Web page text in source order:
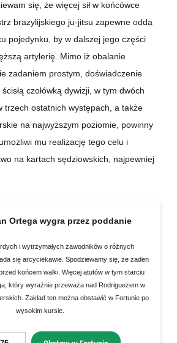
się, że więcej sił w końcówce
brazylijskiego ju-jitsu zapewne odda
pojedynku, by w dalszej jego części
artylerię. Mimo iż obalanie
zadaniem prostym, doświadczenie
czołówką dywizji, w tym dwóch
trzech ostatnich występach, a także
na najwyższym poziomie, powinny
mu realizację tego celu i
na kartach sędziowskich, najpewniej
Ortega wygra przez poddanie
i wytrzymałych zawodników o różnych
się arcyciekawie. Spodziewamy się, że żaden
końcem walki. Więcej atutów w tym starciu
który wyraźnie przeważa nad Rodriguezem w
Zakład ten można obstawić w Fortunie po
wysokim kursie.